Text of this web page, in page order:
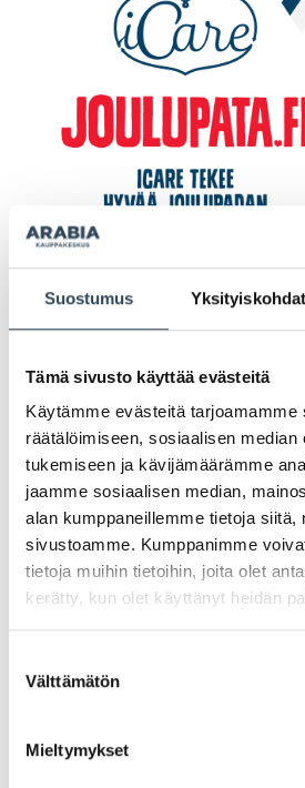
Suostumus Yksityiskohdat
Tämä sivusto käyttää evästeitä
Käytämme evästeitä tarjoamamme
räätälöimiseen, sosiaalisen median
tukemiseen ja kävijämäärämme
jaamme sosiaalisen median,
alan kumppaneillemme tietoja siitä,
sivustoamme. Kumppanimme
tietoja muihin tietoihin, joita olet
kerätty, kun olet käyttänyt heidän
valinta
Välttämätön
Mieltymykset
PAHOITTELUT, TARJOUS EI OLE
Joulun hyvä teko